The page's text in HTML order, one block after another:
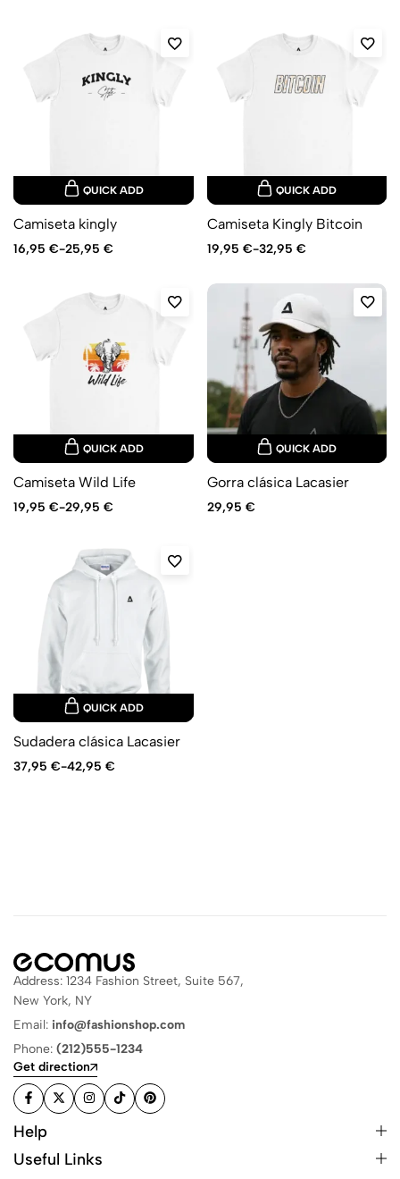
QUICK ADD
Camiseta kingly
16,95 €-25,95 €
QUICK ADD
Camiseta Kingly Bitcoin
19,95 €-32,95 €
QUICK ADD
Camiseta Wild Life
19,95 €-29,95 €
QUICK ADD
Gorra clásica Lacasier
29,95 €
QUICK ADD
Sudadera clásica Lacasier
37,95 €-42,95 €
Address: 1234 Fashion Street, Suite 567,
New York, NY
Email: info@fashionshop.com
Phone: (212)555-1234
Get direction
Help
Useful Links